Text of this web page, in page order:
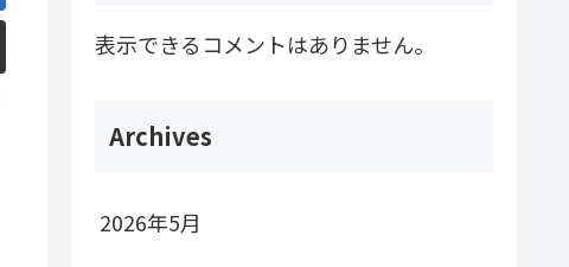
表示できるコメントはありません。
Archives
2026年5月